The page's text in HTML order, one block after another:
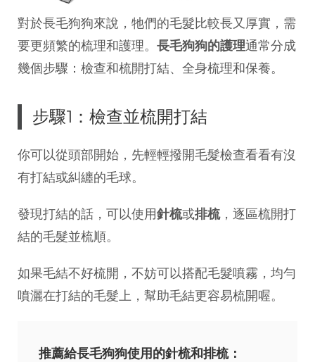
對於長毛狗狗來說，牠們的毛髮比較長又厚實，需
要更頻繁的梳理和護理。 長毛狗狗的護理通常分成
幾個步驟：檢查和梳開打結、全身梳理和保養。
步驟1：檢查並梳開打結
你可以從頭部開始，先輕輕撥開毛髮檢查看看有沒
有打結或糾纏的毛球。
發現打結的話，可以使用針梳或排梳，逐區梳開打
結的毛髮並梳順。
如果毛結不好梳開，不妨可以搭配毛髮噴霧，均勻
噴灑在打結的毛髮上，幫助毛結更容易梳開喔。
推薦給長毛狗狗使用的針梳和排梳：